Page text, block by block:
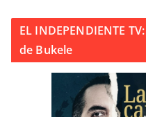
EL INDEPENDIENTE
de Bukele